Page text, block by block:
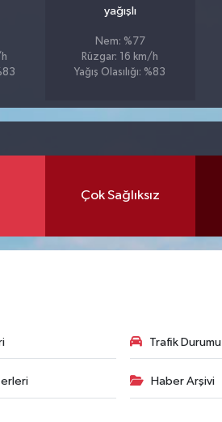
yağışlı
Nem: %77
Rüzgar: 16 km/h
Yağış Olasılığı: %83
Çok Sağlıksız
Trafik Durumu
Haber Arşivi